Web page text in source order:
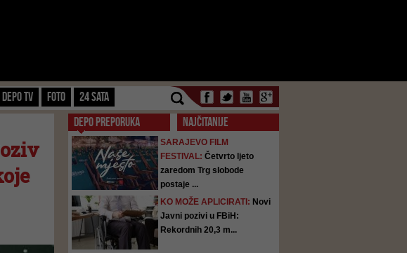
Depo TV FOTO 24 SATA
DEPO PREPORUKA NAJČITANIJE
SARAJEVO FILM
FESTIVAL: Četvrto ljeto
zaredom Trg slobode
postaje ...
KO MOŽE APLICIRATI: Novi
Javni pozivi u FBiH:
Rekordnih 20,3 m...